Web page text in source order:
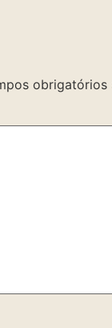
obrigatórios